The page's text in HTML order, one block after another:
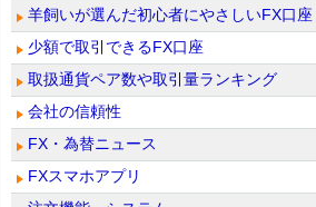
羊飼いが選んだ初心者にやさしいFX口座
少額で取引できるFX口座
取扱通貨ペア数や取引量ランキング
会社の信頼性
FX・為替ニュース
FXスマホアプリ